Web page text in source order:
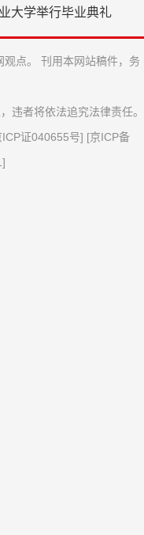
大学举行毕业典礼
点。 刊用本网站稿件，务
违者将依法追究法律责任。
ICP证040655号] [京ICP备
]